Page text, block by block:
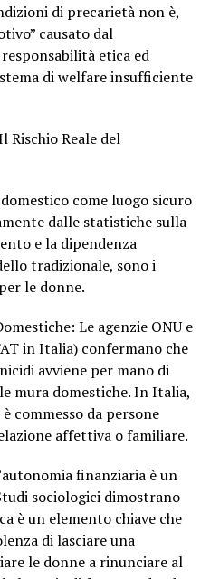
di precarietà non è,
causato dal
etica ed
di welfare insufficiente
Rischio Reale del
come luogo sicuro
dalle statistiche sulla
e la dipendenza
tradizionale, sono i
le donne.
Le agenzie ONU e
in Italia) confermano che
avviene per mano di
mura domestiche. In Italia,
commesso da persone
affettiva o familiare.
finanziaria è un
sociologici dimostrano
è un elemento chiave che
di lasciare una
le donne a rinunciare al